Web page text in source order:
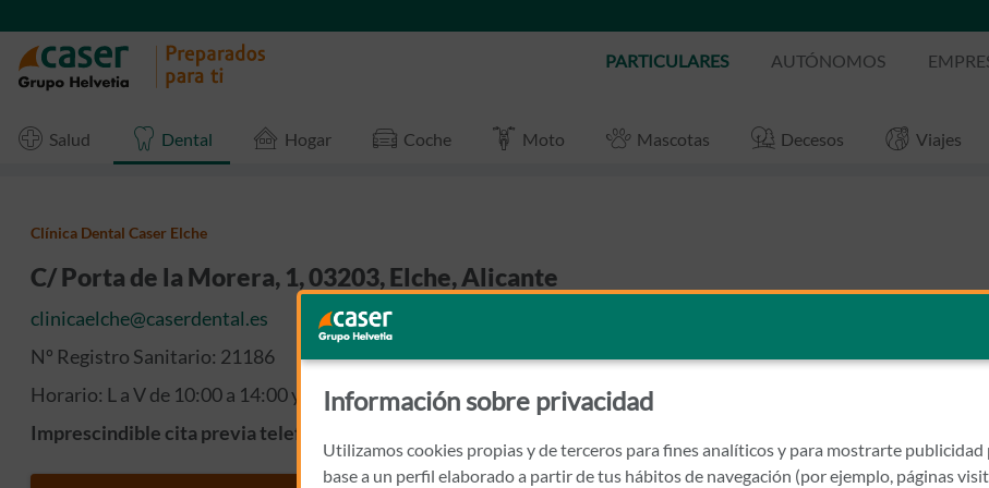
PARTICULARES
Salud Dental Hogar Coche Moto Mascotas Decesos Viajes
AUTÓNOMOS
Clínica Dental Caser Elche
C/ Porta de la Morera, 1, 03203, Elche, Alicante
clinicaelche@caserdental.es
Nº Registro Sanitario: 21186
Horario: L a V de 10:00 a 14:00 y de 16:00 a 20:00
Imprescindible cita previa telefónica.
Información sobre privacidad
Utilizamos cookies propias y de terceros para fines analíticos y para mostrarte publicidad
base a un perfil elaborado a partir de tus hábitos de navegación (por ejemplo, páginas